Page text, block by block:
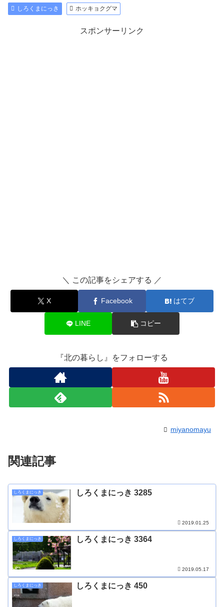
しろくまにっき ホッキョクグマ
スポンサーリンク
＼ この記事をシェアする ／
X Facebook はてブ
LINE コピー
『北の暮らし』をフォローする
miyanomayu
関連記事
しろくまにっき しろくまにっき 3285
2019.01.25
しろくまにっき しろくまにっき 3364
2019.05.17
しろくまにっき しろくまにっき 450